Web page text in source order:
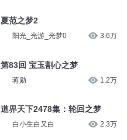
夏范之梦2
阳光_光游_光梦0 3.6万
第83回 宝玉割心之梦
蒋勋 1.2万
道界天下2478集：轮回之梦
白小生白又白 2.3万